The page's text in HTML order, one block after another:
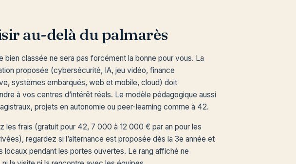
au-delà du palmarès
bien classée ne sera pas forcément la bonne pour vous. La
proposée (cybersécurité, IA, jeu vidéo, finance
systèmes embarqués, web et mobile, cloud) doit
à vos centres d’intérêt réels. Le modèle pédagogique aussi
projets en autonomie ou peer-learning comme à 42.
les frais (gratuit pour 42, 7 000 à 12 000 € par an pour les
regardez si l’alternance est proposée dès la 3e année et
locaux pendant les portes ouvertes. Le rang affiché ne